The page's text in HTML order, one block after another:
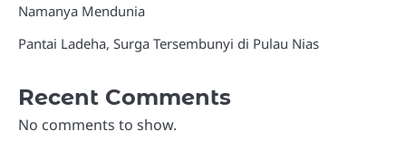
Namanya Mendunia
Pantai Ladeha, Surga Tersembunyi di Pulau Nias
Recent Comments
No comments to show.